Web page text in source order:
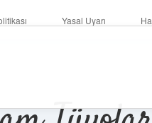
Yasal Uyarı